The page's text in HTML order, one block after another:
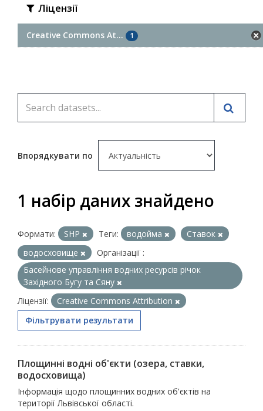
Ліцензії
Creative Commons At... 1
Впорядкувати по
1 набір даних знайдено
Формати: SHP Теги: водойма
Ставок
водосховище
Організації :
Басейнове управління водних ресурсів річок
Західного Бугу та Сяну
Ліцензії:
Creative Commons Attribution
Фільтрувати результати
Площинні водні об'єкти (озера, ставки,
водосховища)
Інформація щодо площинних водних об'єктів на
території Львівської області.